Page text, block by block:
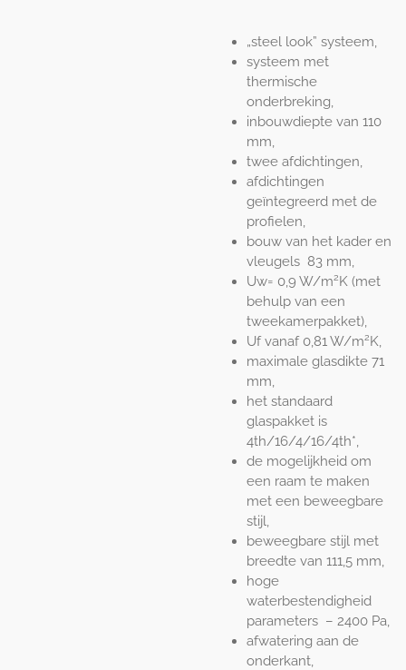
„steel look” systeem,
systeem met
thermische
onderbreking,
inbouwdiepte van 110
mm,
twee afdichtingen,
afdichtingen
geïntegreerd met de
profielen,
bouw van het kader en
vleugels 83 mm,
Uw= 0,9 W/m2K (met
behulp van een
tweekamerpakket),
Uf vanaf 0,81 W/m2K,
maximale glasdikte 71
mm,
het standaard
glaspakket is
4th/16/4/16/4th*,
de mogelijkheid om
een raam te maken
met een beweegbare
stijl,
beweegbare stijl met
breedte van 111,5 mm,
hoge
waterbestendigheid
parameters – 2400 Pa,
afwatering aan de
onderkant,